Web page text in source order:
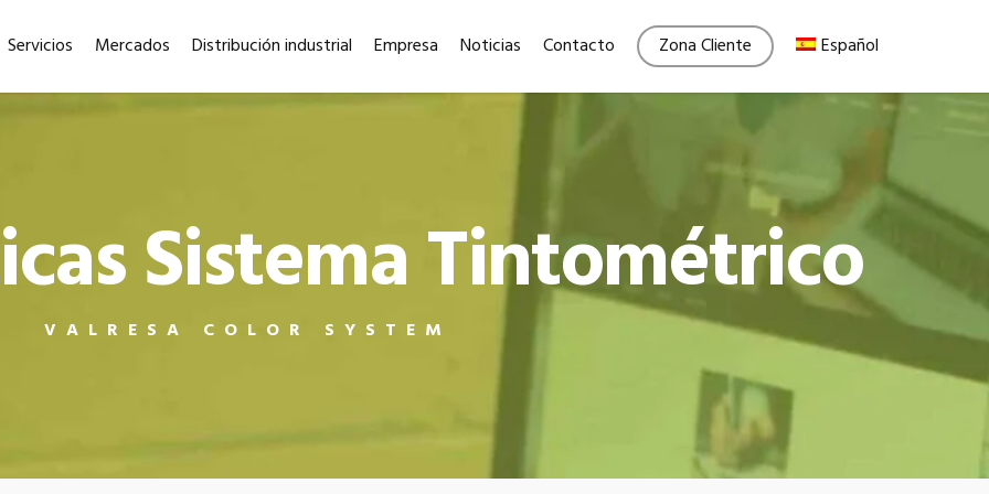
Servicios Mercados Distribución industrial Empresa Noticias Contacto Zona Cliente Español
Sistema Tintométrico
VALRESA COLOR SYSTEM